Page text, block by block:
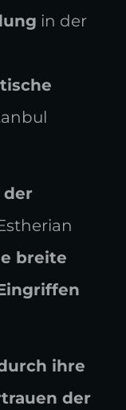
in der
der
breite
ihre
der